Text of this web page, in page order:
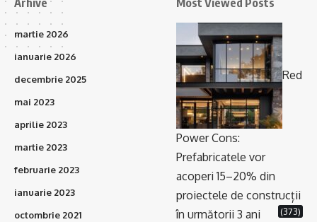
martie 2026
ianuarie 2026
decembrie 2025
mai 2023
aprilie 2023
martie 2023
februarie 2023
ianuarie 2023
octombrie 2021
Red
Power Cons:
Prefabricatele vor
acoperi 15–20% din
proiectele de construcții
în următorii 3 ani
(373)